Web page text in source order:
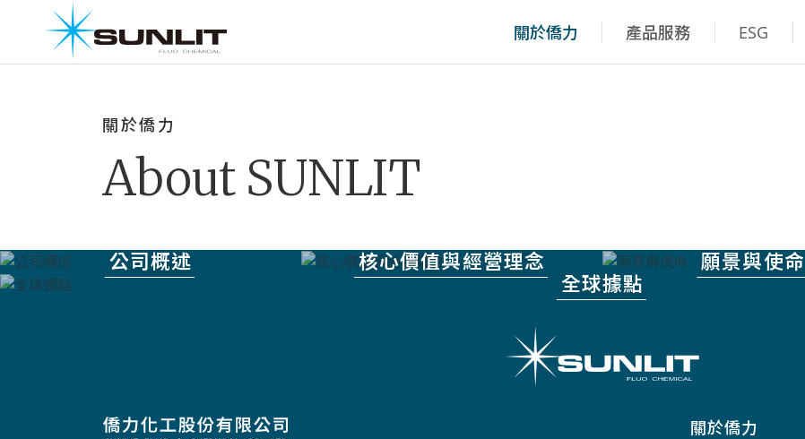
關於僑力 產品服務 ESG
關於僑力
About SUNLIT
公司概述 核心價值與經營理念 願景與使命
全球據點
關於僑力